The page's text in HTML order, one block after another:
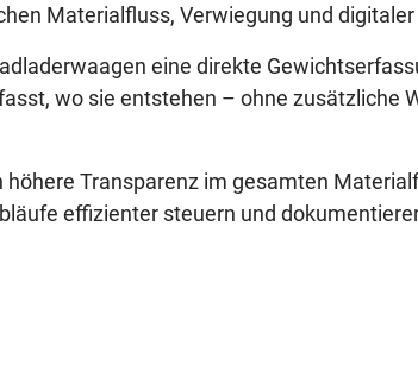
Materialfluss, Verwiegung und
eine direkte
wo sie entstehen – ohne zusätzliche
Transparenz im gesamten
effizienter steuern und